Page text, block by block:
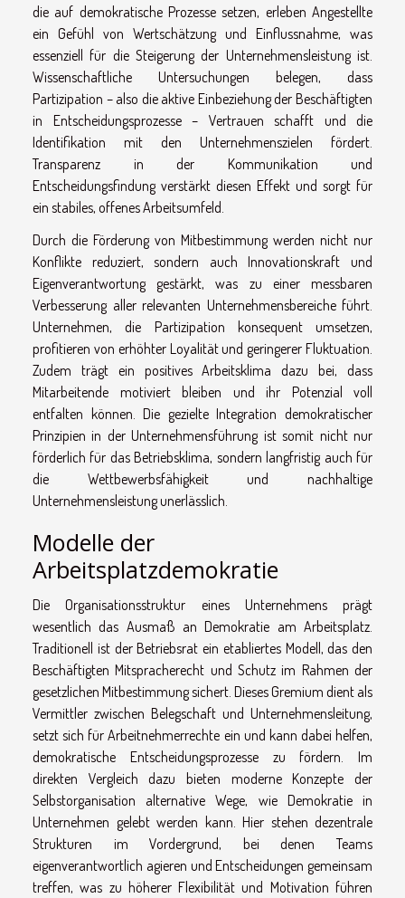
die auf demokratische Prozesse setzen, erleben Angestellte
ein Gefühl von Wertschätzung und Einflussnahme, was
essenziell für die Steigerung der Unternehmensleistung ist.
Wissenschaftliche Untersuchungen belegen, dass
Partizipation – also die aktive Einbeziehung der Beschäftigten
in Entscheidungsprozesse – Vertrauen schafft und die
Identifikation mit den Unternehmenszielen fördert.
Transparenz in der Kommunikation und
Entscheidungsfindung verstärkt diesen Effekt und sorgt für
ein stabiles, offenes Arbeitsumfeld.
Durch die Förderung von Mitbestimmung werden nicht nur
Konflikte reduziert, sondern auch Innovationskraft und
Eigenverantwortung gestärkt, was zu einer messbaren
Verbesserung aller relevanten Unternehmensbereiche führt.
Unternehmen, die Partizipation konsequent umsetzen,
profitieren von erhöhter Loyalität und geringerer Fluktuation.
Zudem trägt ein positives Arbeitsklima dazu bei, dass
Mitarbeitende motiviert bleiben und ihr Potenzial voll
entfalten können. Die gezielte Integration demokratischer
Prinzipien in der Unternehmensführung ist somit nicht nur
förderlich für das Betriebsklima, sondern langfristig auch für
die Wettbewerbsfähigkeit und nachhaltige
Unternehmensleistung unerlässlich.
Modelle der
Arbeitsplatzdemokratie
Die Organisationsstruktur eines Unternehmens prägt
wesentlich das Ausmaß an Demokratie am Arbeitsplatz.
Traditionell ist der Betriebsrat ein etabliertes Modell, das den
Beschäftigten Mitspracherecht und Schutz im Rahmen der
gesetzlichen Mitbestimmung sichert. Dieses Gremium dient als
Vermittler zwischen Belegschaft und Unternehmensleitung,
setzt sich für Arbeitnehmerrechte ein und kann dabei helfen,
demokratische Entscheidungsprozesse zu fördern. Im
direkten Vergleich dazu bieten moderne Konzepte der
Selbstorganisation alternative Wege, wie Demokratie in
Unternehmen gelebt werden kann. Hier stehen dezentrale
Strukturen im Vordergrund, bei denen Teams
eigenverantwortlich agieren und Entscheidungen gemeinsam
treffen, was zu höherer Flexibilität und Motivation führen